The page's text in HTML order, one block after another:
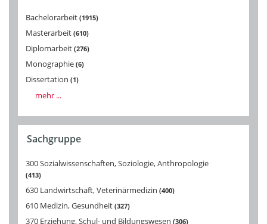
Bachelorarbeit 1915
Masterarbeit 610
Diplomarbeit 276
Monographie 6
Dissertation 1
mehr ...
Sachgruppe
300 Sozialwissenschaften, Soziologie, Anthropologie
413
630 Landwirtschaft, Veterinärmedizin 400
610 Medizin, Gesundheit 327
370 Erziehung, Schul- und Bildungswesen 306